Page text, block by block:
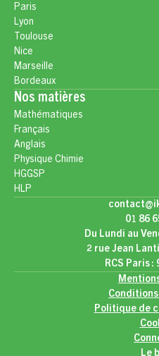
Paris
Lyon
Toulouse
Nice
Marseille
Bordeaux
Nos matières
Mathématiques
Français
Anglais
Physique Chimie
HGGSP
HLP
01 86
Du Lundi au
2 rue Jean
RCS Paris :
Politique de
Le